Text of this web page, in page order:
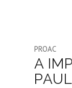
PROAC
A